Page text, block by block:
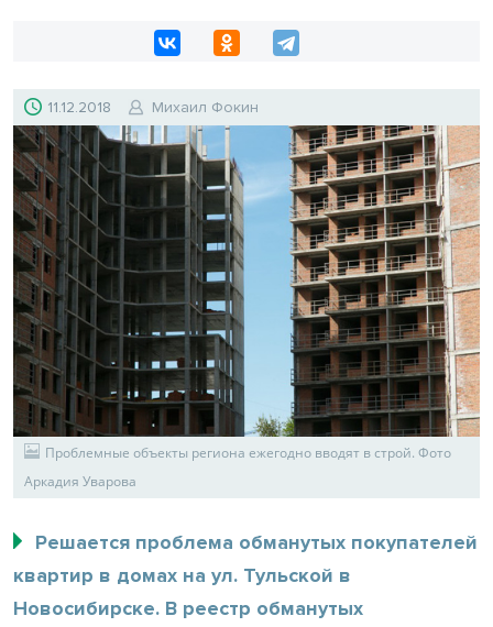
11.12.2018 Михаил Фокин
Проблемные объекты региона ежегодно вводят в строй. Фото
Аркадия Уварова
Решается проблема обманутых покупателей
квартир в домах на ул. Тульской в
Новосибирске. В реестр обманутых